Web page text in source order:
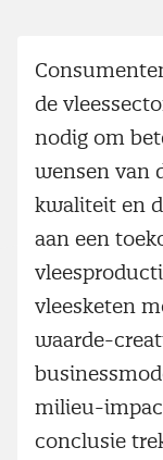
de
nodig om
wensen van
kwaliteit en
aan een
vleesketen
waarde-
milieu-
conclusie